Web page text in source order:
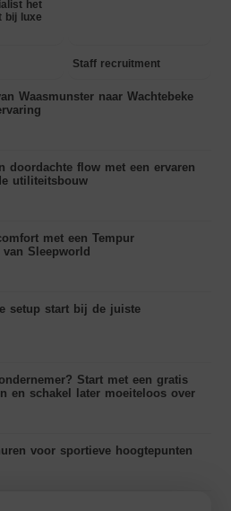
het
bij luxe
Staff recruitment
Waasmunster naar Wachtebeke
doordachte flow met een ervaren
utiliteitsbouw
met een Tempur
Sleepworld
setup start bij de juiste
Start met een gratis
en schakel later moeiteloos over
voor sportieve hoogtepunten